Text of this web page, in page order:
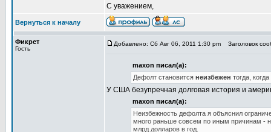
С уважением,
Вернуться к началу
Фикрет
Гость
Добавлено: Сб Авг 06, 2011 1:30 pm Заголовок
maxon писал(а):
Дефолт становится неизбежен тогда,
У США безупречная долговая история и
maxon писал(а):
Неизбежность дефолта я объяснил
много раньше совсем по иным причинам -
млрд долларов в год.